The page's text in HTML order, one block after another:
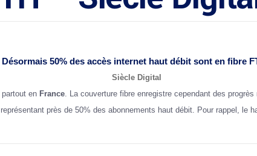
Désormais 50% des accès internet haut débit sont en fibre
Siècle Digital
en France. La couverture fibre enregistre cependant des
près de 50% des abonnements haut débit. Pour rappel, le